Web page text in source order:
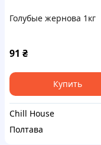
Голубые жернова 1кг
91 ₴
Купить
Chill House
Полтава